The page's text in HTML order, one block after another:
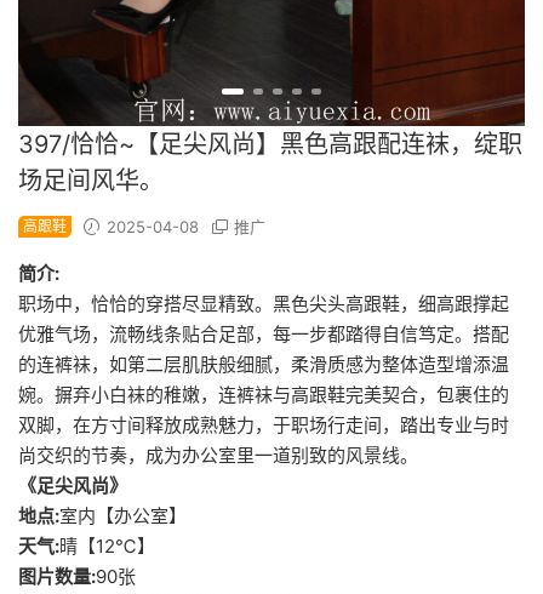
397/恰恰~【足尖风尚】黑色高跟配连袜，绽职
场足间风华。
高跟鞋 2025-04-08 推广
简介:
职场中，恰恰的穿搭尽显精致。黑色尖头高跟鞋，细高跟撑起
优雅气场，流畅线条贴合足部，每一步都踏得自信笃定。搭配
的连裤袜，如第二层肌肤般细腻，柔滑质感为整体造型增添温
婉。摒弃小白袜的稚嫩，连裤袜与高跟鞋完美契合，包裹住的
双脚，在方寸间释放成熟魅力，于职场行走间，踏出专业与时
尚交织的节奏，成为办公室里一道别致的风景线。
《足尖风尚》
地点:室内【办公室】
天气:晴【12℃】
图片数量:90张